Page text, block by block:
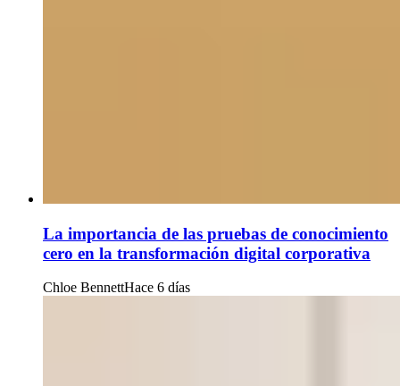
La importancia de las pruebas de conocimiento
cero en la transformación digital corporativa
Chloe BennettHace 6 días